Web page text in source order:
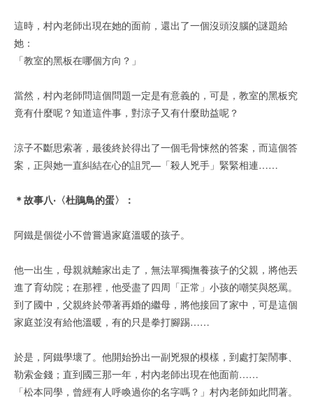
這時，村內老師出現在她的面前，還出了一個沒頭沒腦的謎題給
她：
「教室的黑板在哪個方向？」
當然，村內老師問這個問題一定是有意義的，可是，教室的黑板究
竟有什麼呢？知道這件事，對涼子又有什麼助益呢？
涼子不斷思索著，最後終於得出了一個毛骨悚然的答案，而這個答
案，正與她一直糾結在心的詛咒—「殺人兇手」緊緊相連……
＊故事八‧〈杜鵑鳥的蛋〉：
阿鐵是個從小不曾嘗過家庭溫暖的孩子。
他一出生，母親就離家出走了，無法單獨撫養孩子的父親，將他丟
進了育幼院；在那裡，他受盡了四周「正常」小孩的嘲笑與怒罵。
到了國中，父親終於帶著再婚的繼母，將他接回了家中，可是這個
家庭並沒有給他溫暖，有的只是拳打腳踢……
於是，阿鐵學壞了。他開始扮出一副兇狠的模樣，到處打架鬧事、
勒索金錢；直到國三那一年，村內老師出現在他面前……
「松本同學，曾經有人呼喚過你的名字嗎？」村內老師如此問著。